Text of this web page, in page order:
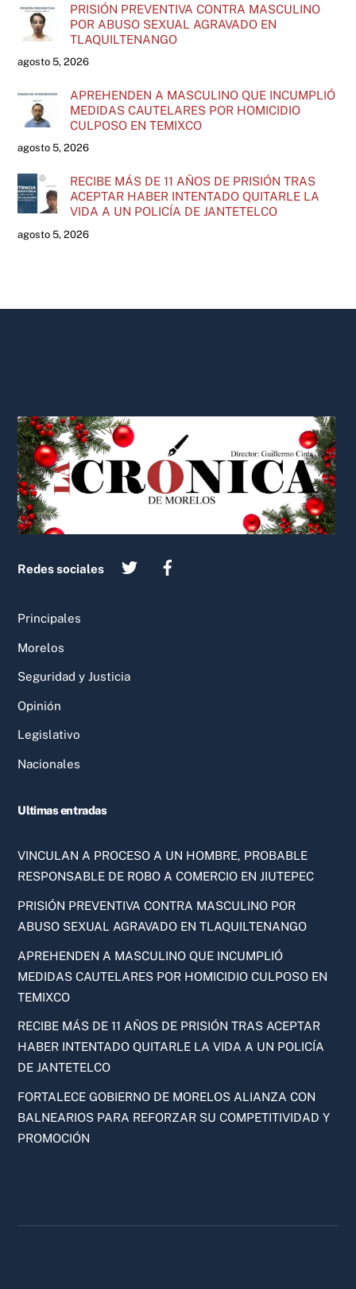
PRISIÓN PREVENTIVA CONTRA MASCULINO
POR ABUSO SEXUAL AGRAVADO EN
TLAQUILTENANGO
agosto 5, 2026
APREHENDEN A MASCULINO QUE INCUMPLIÓ
MEDIDAS CAUTELARES POR HOMICIDIO
CULPOSO EN TEMIXCO
agosto 5, 2026
RECIBE MÁS DE 11 AÑOS DE PRISIÓN TRAS
ACEPTAR HABER INTENTADO QUITARLE LA
VIDA A UN POLICÍA DE JANTETELCO
agosto 5, 2026
To
Top
Redes sociales
Principales
Morelos
Seguridad y Justicia
Opinión
Legislativo
Nacionales
Ultimas entradas
VINCULAN A PROCESO A UN HOMBRE, PROBABLE
RESPONSABLE DE ROBO A COMERCIO EN JIUTEPEC
PRISIÓN PREVENTIVA CONTRA MASCULINO POR
ABUSO SEXUAL AGRAVADO EN TLAQUILTENANGO
APREHENDEN A MASCULINO QUE INCUMPLIÓ
MEDIDAS CAUTELARES POR HOMICIDIO CULPOSO EN
TEMIXCO
RECIBE MÁS DE 11 AÑOS DE PRISIÓN TRAS ACEPTAR
HABER INTENTADO QUITARLE LA VIDA A UN POLICÍA
DE JANTETELCO
FORTALECE GOBIERNO DE MORELOS ALIANZA CON
BALNEARIOS PARA REFORZAR SU COMPETITIVIDAD Y
PROMOCIÓN